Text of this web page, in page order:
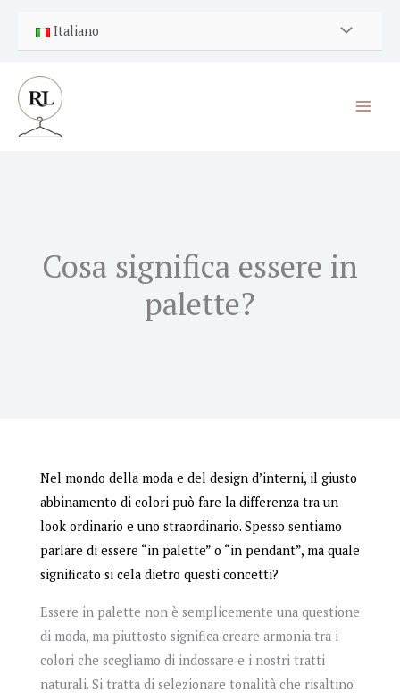
Italiano
Cosa significa essere in
palette?
Nel mondo della moda e del design d’interni, il giusto
abbinamento di colori può fare la differenza tra un
look ordinario e uno straordinario. Spesso sentiamo
parlare di essere “in palette” o “in pendant”, ma quale
significato si cela dietro questi concetti?
Essere in palette non è semplicemente una questione
di moda, ma piuttosto significa creare armonia tra i
colori che scegliamo di indossare e i nostri tratti
naturali. Si tratta di selezionare tonalità che risaltino